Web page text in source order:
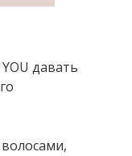
давать